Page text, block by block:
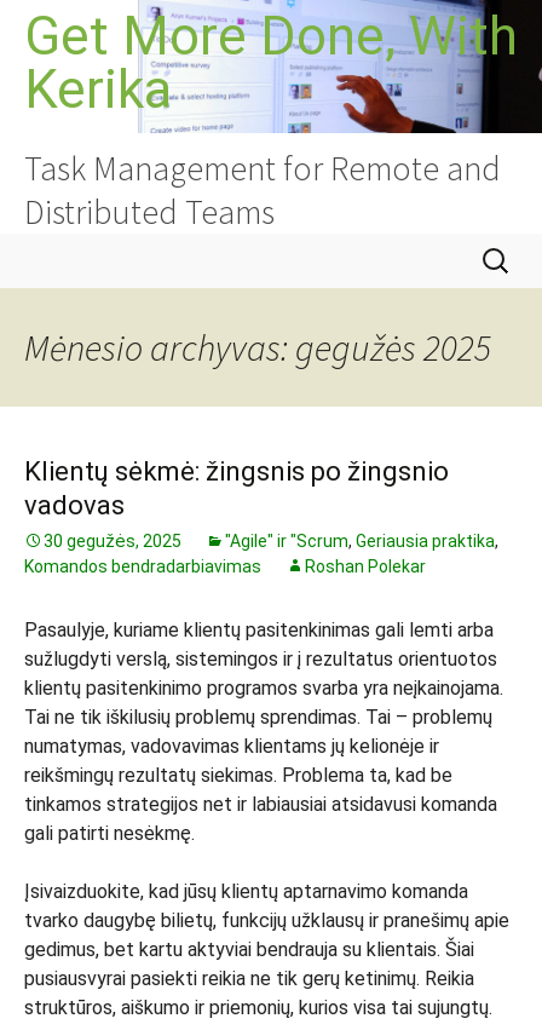
Pereiti
prie
turinio
Get More Done, With
Kerika
Task Management for Remote and
Distributed Teams
Ieškoti:
Mėnesio archyvas: gegužės 2025
Klientų sėkmė: žingsnis po žingsnio
vadovas
30 gegužės, 2025 "Agile" ir "Scrum, Geriausia praktika,
Komandos bendradarbiavimas
Roshan Polekar
Pasaulyje, kuriame klientų pasitenkinimas gali lemti arba
sužlugdyti verslą, sistemingos ir į rezultatus orientuotos
klientų pasitenkinimo programos svarba yra neįkainojama.
Tai ne tik iškilusių problemų sprendimas. Tai – problemų
numatymas, vadovavimas klientams jų kelionėje ir
reikšmingų rezultatų siekimas. Problema ta, kad be
tinkamos strategijos net ir labiausiai atsidavusi komanda
gali patirti nesėkmę.
Įsivaizduokite, kad jūsų klientų aptarnavimo komanda
tvarko daugybę bilietų, funkcijų užklausų ir pranešimų apie
gedimus, bet kartu aktyviai bendrauja su klientais. Šiai
pusiausvyrai pasiekti reikia ne tik gerų ketinimų. Reikia
struktūros, aiškumo ir priemonių, kurios visa tai sujungtų.